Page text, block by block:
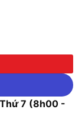
số lượng
Thứ 7 (8h00 -